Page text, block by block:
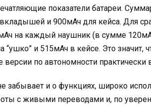
показатели батареи.
и 900мАч для кейса. Для
на каждый наушник (в сумме
и 515мАч в кейсе. Это значит,
по автономности практически
забывает и о функциях, широко
с живыми переводами и, по